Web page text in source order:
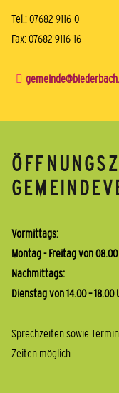
Tel.: 07682 9116-0
Fax: 07682 9116-16
Vormittags:
Montag - Freitag von 08.00
Nachmittags:
Dienstag von 14.00 – 18.00
Sprechzeiten sowie
Zeiten möglich.